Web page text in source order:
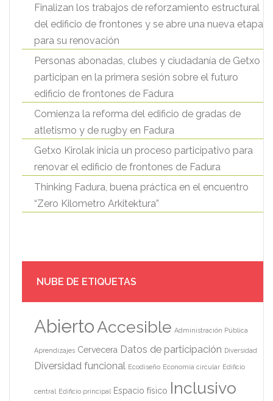
Finalizan los trabajos de reforzamiento estructural
del edificio de frontones y se abre una nueva etapa
para su renovación
Personas abonadas, clubes y ciudadanía de Getxo
participan en la primera sesión sobre el futuro
edificio de frontones de Fadura
Comienza la reforma del edificio de gradas de
atletismo y de rugby en Fadura
Getxo Kirolak inicia un proceso participativo para
renovar el edificio de frontones de Fadura
Thinking Fadura, buena práctica en el encuentro
“Zero Kilometro Arkitektura”
NUBE DE ETIQUETAS
AbiertoAccesible Administración Pública
Aprendizajes Cervecera Datos de participación Diversidad
Diversidad funcional Ecodiseño Economía circular Edificio
central Edificio principal Espacio físico Inclusivo